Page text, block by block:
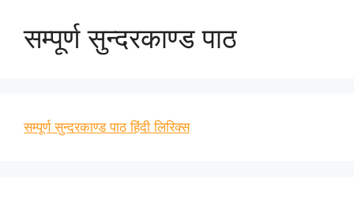
सम्पूर्ण सुन्दरकाण्ड पाठ
सम्पूर्ण सुन्दरकाण्ड पाठ हिंदी लिरिक्स